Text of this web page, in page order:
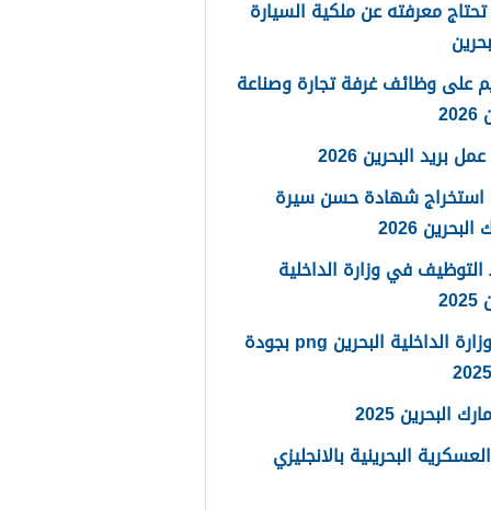
معرفته عن ملكية السيارة
على وظائف غرفة تجارة وصناعة
بريد البحرين 2026
استخراج شهادة حسن سيرة
2026
في وزارة الداخلية
شعار وزارة الداخلية البحرين png بجودة
البحرين 2025
البحرينية بالانجليزي